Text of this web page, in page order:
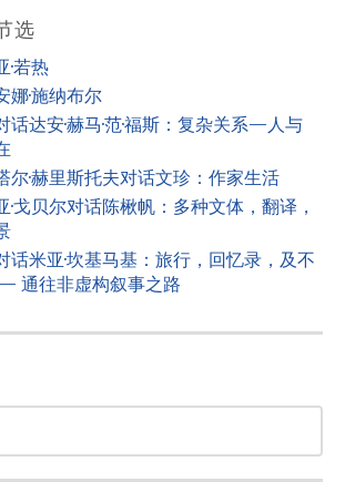
选
·若热
娜·施纳布尔
话达安·赫马·范·福斯：复杂关系—人与
尔·赫里斯托夫对话文珍：作家生活
·戈贝尔对话陈楸帆：多种文体，翻译，
话米亚·坎基马基：旅行，回忆录，及不
通往非虚构叙事之路